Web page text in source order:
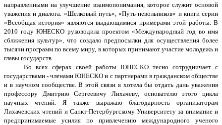
направленными на улучшение взаимопонимания, которое служит основой
уважения и диалога. «Шелковый путь», «Путь невольников» и книги серии
«Всеобщая история» являются выдающимися примерами этой работы. В
2010 году ЮНЕСКО руководила проектом «Международный год во имя
сближения культур», что создало предпосылки для осуществления более
тысячи программ по всему миру, в которых принимают участие молодежь и
главы государств.
Во всех сферах своей работы ЮНЕСКО тесно сотрудничает с
государствами - членами ЮНЕСКО и с партнерами в гражданском обществе
и в научном сообществе. В этой связи я хотела бы отдать дань уважения
профессору Дмитрию Сергеевичу Лихачеву, основателю этого цикла
научных чтений. Я также выражаю благодарность организаторам
Лихачевских чтений и Санкт-Петербургскому Университету за внимание и
предпринимаемые усилия по привлечению международного ученого